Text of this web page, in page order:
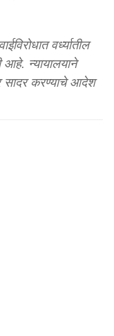
वर्ध्यातील
आहे. न्यायालयाने
सादर करण्याचे आदेश